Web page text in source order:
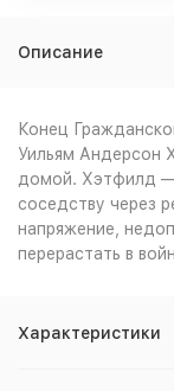
Описание
Конец
Уильям Андерсон
домой. Хэтфилд
соседству через
напряжение,
перерастать в
Характеристики